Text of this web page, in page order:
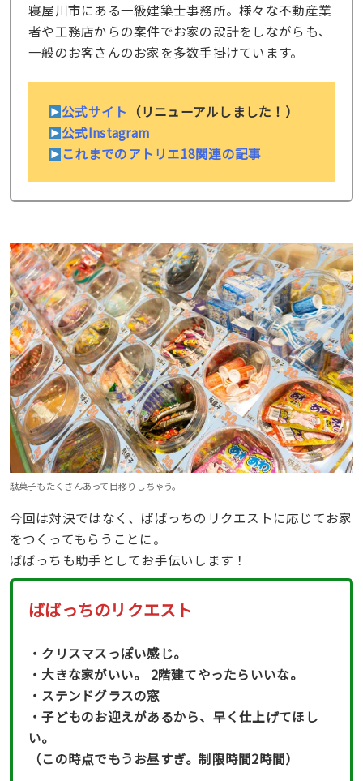
寝屋川市にある一級建築士事務所。様々な不動産業
者や工務店からの案件でお家の設計をしながらも、
一般のお客さんのお家を多数手掛けています。
公式サイト
（リニューアルしました！）
公式Instagram
これまでのアトリエ18関連の記事
駄菓子もたくさんあって目移りしちゃう。
今回は対決ではなく、ばばっちのリクエストに応じてお家
をつくってもらうことに。
ばばっちも助手としてお手伝いします！
ばばっちのリクエスト
・クリスマスっぽい感じ。
・大きな家がいい。 2階建てやったらいいな。
・ステンドグラスの窓
・子どものお迎えがあるから、早く仕上げてほし
い。
（この時点でもうお昼すぎ。制限時間2時間）